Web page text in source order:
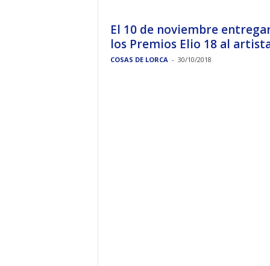
El 10 de noviembre
los Premios Elio 18 al
COSAS DE LORCA - 30/10/2018